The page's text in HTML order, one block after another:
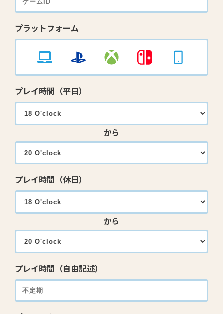
プラットフォーム
プレイ時間（平日）
から
プレイ時間（休日）
から
プレイ時間（自由記述）